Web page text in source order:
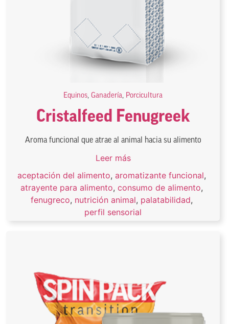
Equinos, Ganadería, Porcicultura
Cristalfeed Fenugreek
Aroma funcional que atrae al animal hacia su alimento
Leer más
aceptación del alimento, aromatizante funcional,
atrayente para alimento, consumo de alimento,
fenugreco, nutrición animal, palatabilidad,
perfil sensorial